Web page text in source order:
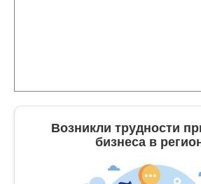
Возникли трудности
бизнеса в